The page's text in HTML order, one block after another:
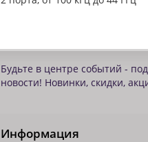
Будьте в центре событий -
новости! Новинки, скидки,
Информация